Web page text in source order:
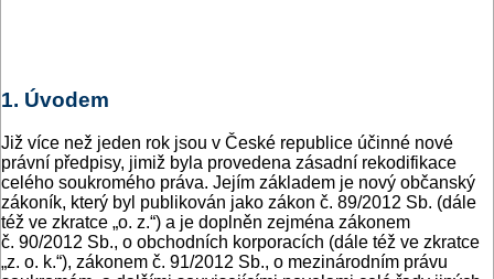
1. Úvodem
Již více než jeden rok jsou v České republice účinné nové
právní předpisy, jimiž byla provedena zásadní rekodifikace
celého soukromého práva. Jejím základem je nový občanský
zákoník, který byl publikován jako zákon č. 89/2012 Sb. (dále
též ve zkratce „o. z.“) a je doplněn zejména zákonem
č. 90/2012 Sb., o obchodních korporacích (dále též ve zkratce
„z. o. k.“), zákonem č. 91/2012 Sb., o mezinárodním právu